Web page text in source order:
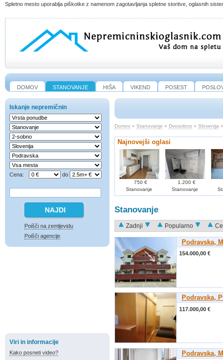
Spletno mesto uporablja piškotke z namenom zagotavljanja spletne storitve, oglasnih
DOMOV STANOVANJE HIŠA VIKEND POSEST
Iskanje nepremičnin
Cena: do
Poišči na zemljevidu
Poišči agencije
Viri in informacije
Kako posneti video?
Domov » Stanovanje » Dvosobno » Slovenija
Najnovejši oglasi
750 €
Stanovanje
1.200 €
Stanovanje
Stanovanje
Zadnji Popularno
Podravska,
154.000,00 €
Podravska,
117.000,00 €
Podravska,